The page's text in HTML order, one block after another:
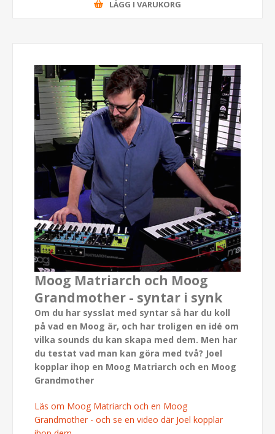
LÄGG I VARUKORG
Moog Matriarch och Moog
Grandmother - syntar i synk
Om du har sysslat med syntar så har du koll
på vad en Moog är, och har troligen en idé om
vilka sounds du kan skapa med dem. Men har
du testat vad man kan göra med två? Joel
kopplar ihop en Moog Matriarch och en Moog
Grandmother
Läs om Moog Matriarch och en Moog
Grandmother - och se en video där Joel kopplar